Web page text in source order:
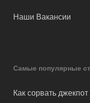
Наши Вакансии
Самые популярные
Как сорвать